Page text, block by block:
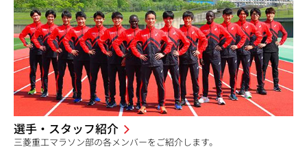
選手・スタッフ紹介
三菱重工マラソン部の各メンバーをご紹介します。